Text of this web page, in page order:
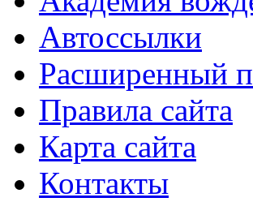
Автоссылки
Расширенный
Правила сайта
Карта сайта
Контакты